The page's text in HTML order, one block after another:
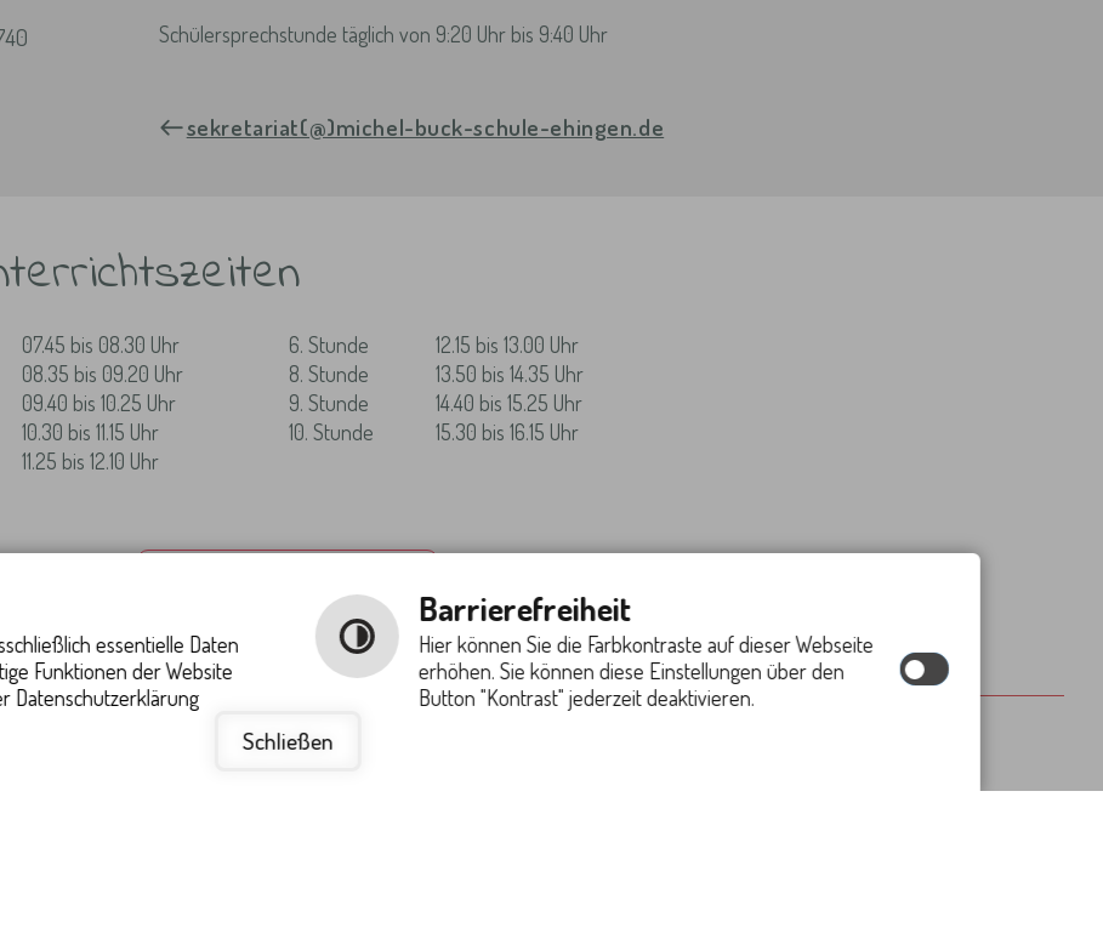
Schülersprechstunde täglich von 9:20 Uhr bis 9:40 Uhr
sekretariat(@)michel-buck-schule-ehingen.de
07.45 bis 08.30 Uhr
08.35 bis 09.20 Uhr
09.40 bis 10.25 Uhr
10.30 bis 11.15 Uhr
11.25 bis 12.10 Uhr
6. Stunde
12.15 bis 13.00 Uhr
8. Stunde
13.50 bis 14.35 Uhr
9. Stunde
14.40 bis 15.25 Uhr
10. Stunde
15.30 bis 16.15 Uhr
essentielle Daten
Funktionen der Website
Datenschutzerklärung
Barrierefreiheit
Hier können Sie die Farbkontraste auf dieser Webseite
erhöhen. Sie können diese Einstellungen über den
Button "Kontrast" jederzeit deaktivieren.
Schließen